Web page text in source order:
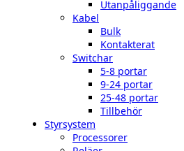
Utanpåliggande
Kabel
Bulk
Kontakterat
Switchar
5-8 portar
9-24 portar
25-48 portar
Tillbehör
Styrsystem
Processorer